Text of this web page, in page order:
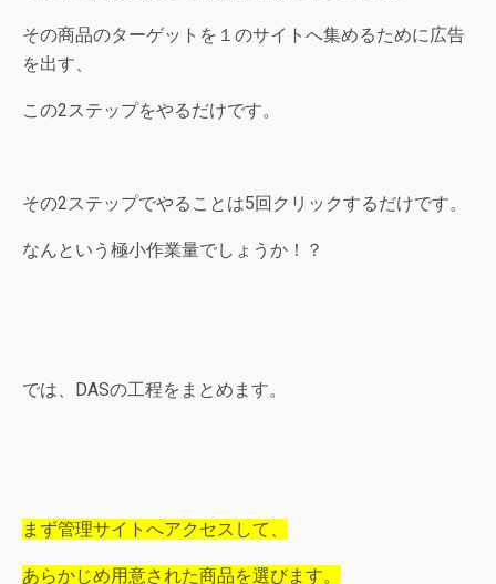
その商品のターゲットを１のサイトへ集めるために広告
を出す、
この2ステップをやるだけです。
その2ステップでやることは5回クリックするだけです。
なんという極小作業量でしょうか！？
では、DASの工程をまとめます。
まず管理サイトへアクセスして、
あらかじめ用意された商品を選びます。